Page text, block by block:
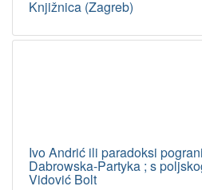
Knjižnica (Zagreb)
Ivo Andrić ili paradoksi
Dabrowska-Partyka ; s
Vidović Bolt